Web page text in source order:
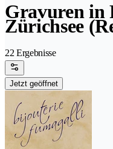
Gravuren in
Zürichsee
22 Ergebnisse
Jetzt geöffnet